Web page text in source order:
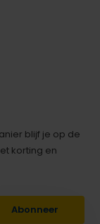
blijf je op de
korting en
Abonneer